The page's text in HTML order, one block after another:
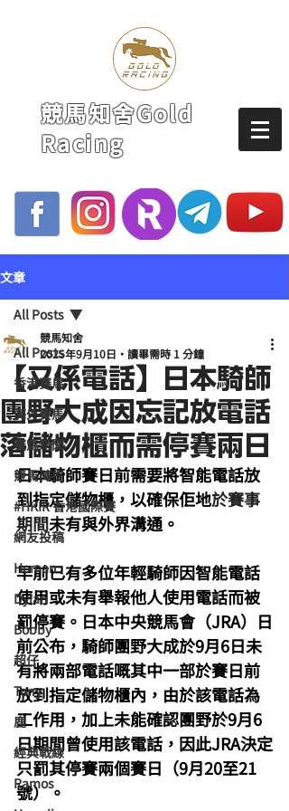
競馬知舍Gold
Racing
文章
All Posts
香港賽馬
海外賽馬
賽馬新聞
競馬磚提
#HKIR 香港國際賽
網友投稿
Homan
Dylan
Bobby
超仔
Tony
鹿
經典戰線
Ramos
All Posts
【又係電話】日本騎師
團野大成因忘記放電話
落儲物櫃而需停賽兩日
競馬知舍
2025年9月10日
讀畢需時 1 分鐘
日本騎師賽日前需要將智能電話放
到指定儲物櫃，以確保佢地於賽事
期間未有與外界溝通。
早前已有多位年輕騎師因智能電話
使用或未有舉報他人使用電話而被
罰停賽。日本中央競馬會（JRA）日
前公布，騎師團野大成於9月6日未
有將兩部電話嘅其中一部於賽日前
放到指定儲物櫃內，由於該電話為
工作用，加上未能確認團野於9月6
日期間曾使用該電話，因此JRA決定
只罰其停賽兩個賽日（9月20至21
號）。